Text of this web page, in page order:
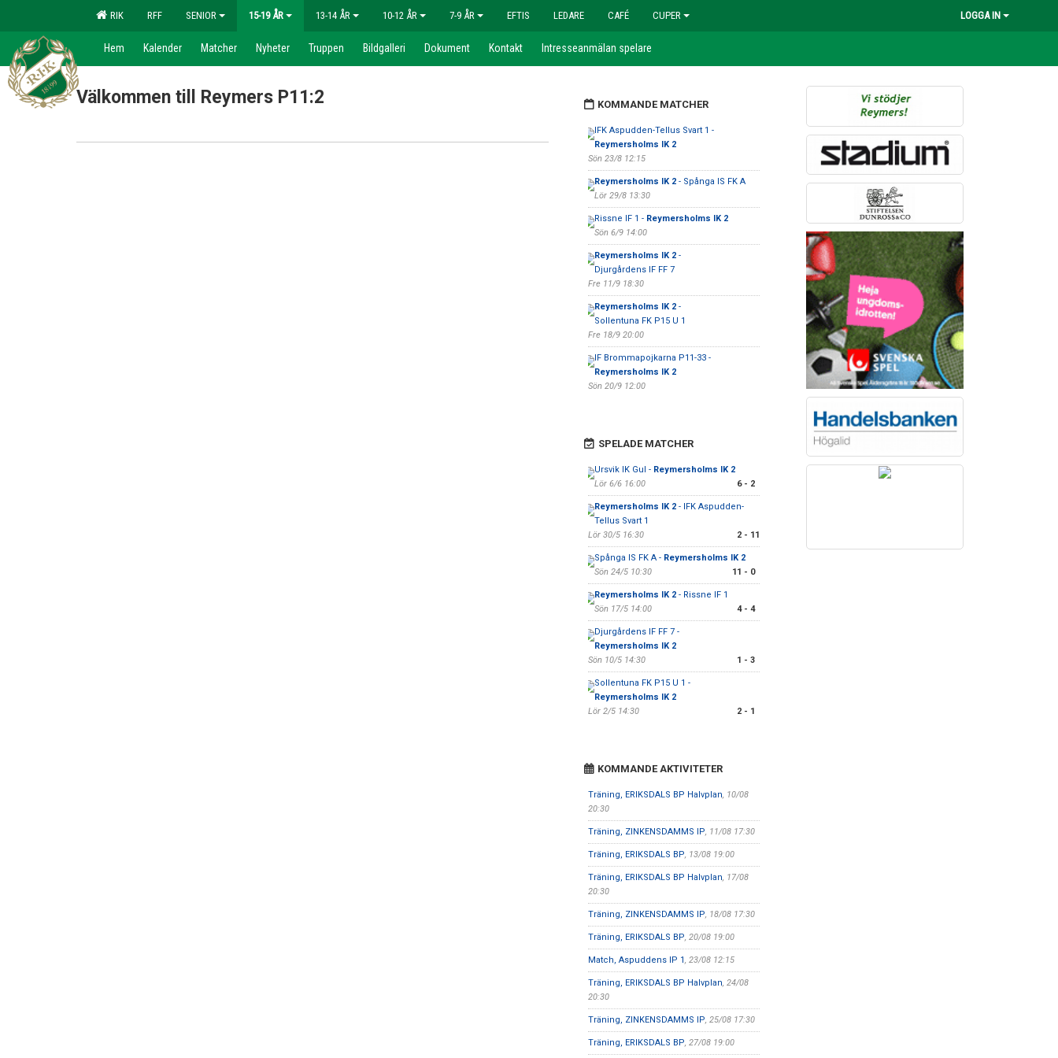
RIK RFF SENIOR 15-19 ÅR 13-14 ÅR 10-12 ÅR 7-9 ÅR EFTIS LEDARE CAFÉ CUPER LOGGA IN
Hem Kalender Matcher Nyheter Truppen Bildgalleri Dokument Kontakt Intresseanmälan spelare
Välkommen till Reymers P11:2 KOMMANDE MATCHER
IFK Aspudden-Tellus Svart 1 -
Reymersholms IK 2
Sön 23/8 12:15
Reymersholms IK 2- Spånga IS FK A
Lör 29/8 13:30
Rissne IF 1 - Reymersholms IK 2
Sön 6/9 14:00
Reymersholms IK 2-
Djurgårdens IF FF 7
Fre 11/9 18:30
Reymersholms IK 2-
Sollentuna FK P15 U 1
Fre 18/9 20:00
IF Brommapojkarna P11-33 -
Reymersholms IK 2
Sön 20/9 12:00
SPELADE MATCHER
Ursvik IK Gul - Reymersholms IK 2
Lör 6/6 16:00
6 - 2
Reymersholms IK 2- IFK Aspudden-
Tellus Svart 1
Lör 30/5 16:30
2 - 11
Spånga IS FK A - Reymersholms IK 2
Sön 24/5 10:30
11 - 0
Reymersholms IK 2- Rissne IF 1
Sön 17/5 14:00
4 - 4
Djurgårdens IF FF 7 -
Reymersholms IK 2
Sön 10/5 14:30
1 - 3
Sollentuna FK P15 U 1 -
Reymersholms IK 2
Lör 2/5 14:30
2 - 1
KOMMANDE AKTIVITETER
Träning, ERIKSDALS BP Halvplan, 10/08
20:30
Träning, ZINKENSDAMMS IP, 11/08 17:30
Träning, ERIKSDALS BP, 13/08 19:00
Träning, ERIKSDALS BP Halvplan, 17/08
20:30
Träning, ZINKENSDAMMS IP, 18/08 17:30
Träning, ERIKSDALS BP, 20/08 19:00
Match, Aspuddens IP 1, 23/08 12:15
Träning, ERIKSDALS BP Halvplan, 24/08
20:30
Träning, ZINKENSDAMMS IP, 25/08 17:30
Träning, ERIKSDALS BP, 27/08 19:00